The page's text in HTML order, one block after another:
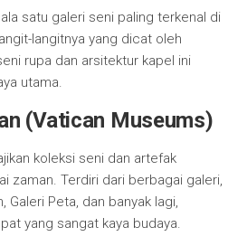
satu galeri seni paling terkenal di
langitnya yang dicat oleh
rupa dan arsitektur kapel ini
utama.
(Vatican Museums)
koleksi seni dan artefak
zaman. Terdiri dari berbagai galeri,
Galeri Peta, dan banyak lagi,
yang sangat kaya budaya.